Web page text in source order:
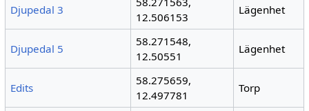
Djupedal 3
12.506153
Lägenhet
Djupedal 5
58.271548,
12.50551
Lägenhet
Edits
58.275659,
12.497781
Torp